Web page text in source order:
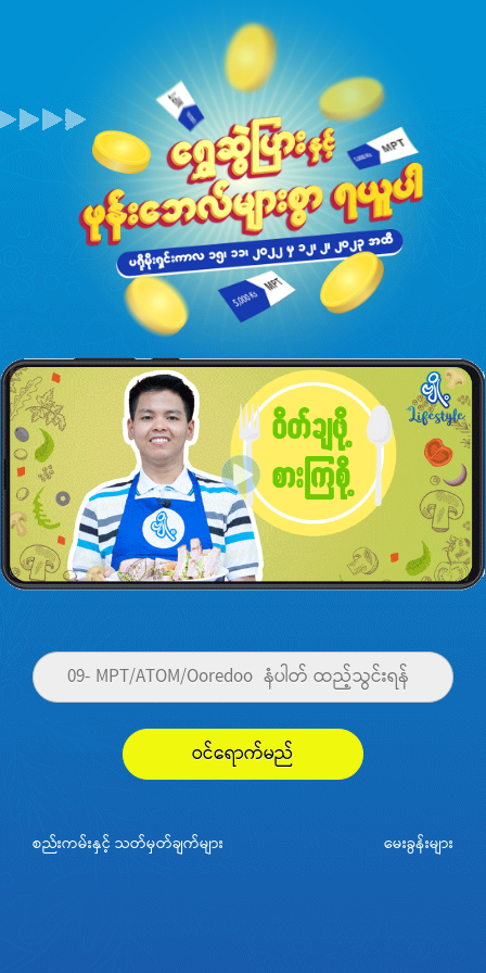
ဝင်ရောက်မည်
စည်းကမ်းနှင့် သတ်မှတ်ချက်များ မေးခွန်းများ